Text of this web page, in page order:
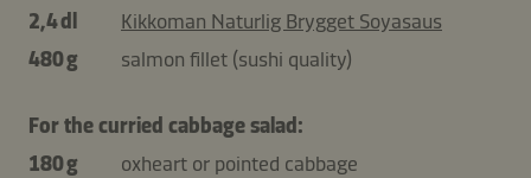
2,4 dl
Kikkoman Naturlig Brygget Soyasaus
480 g
salmon fillet (sushi quality)
For the curried cabbage salad:
180 g
oxheart or pointed cabbage